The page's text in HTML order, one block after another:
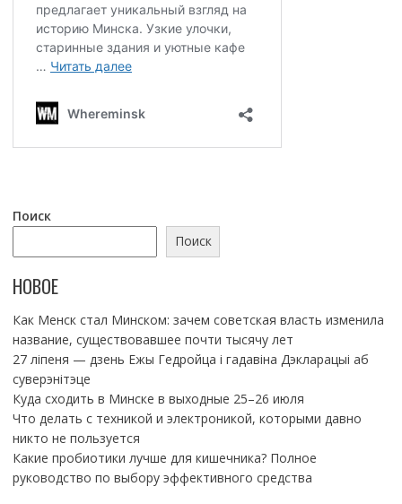
Поиск
Поиск
НОВОЕ
Как Менск стал Минском: зачем советская власть изменила
название, существовавшее почти тысячу лет
27 ліпеня — дзень Ежы Гедройца і гадавіна Дэкларацыі аб
суверэнітэце
Куда сходить в Минске в выходные 25–26 июля
Что делать с техникой и электроникой, которыми давно
никто не пользуется
Какие пробиотики лучше для кишечника? Полное
руководство по выбору эффективного средства